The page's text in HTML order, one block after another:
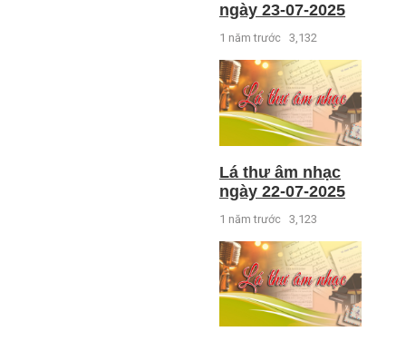
ngày 23-07-2025
1 năm trước 3,132
Lá thư âm nhạc
ngày 22-07-2025
1 năm trước 3,123